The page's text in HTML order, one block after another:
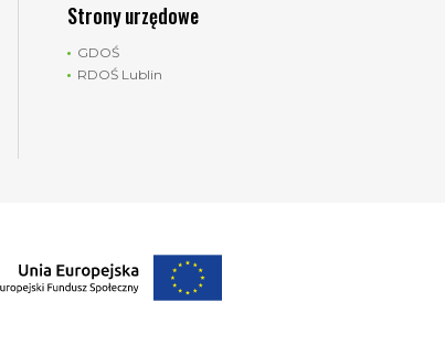
Strony urzędowe
GDOŚ
RDOŚ Lublin